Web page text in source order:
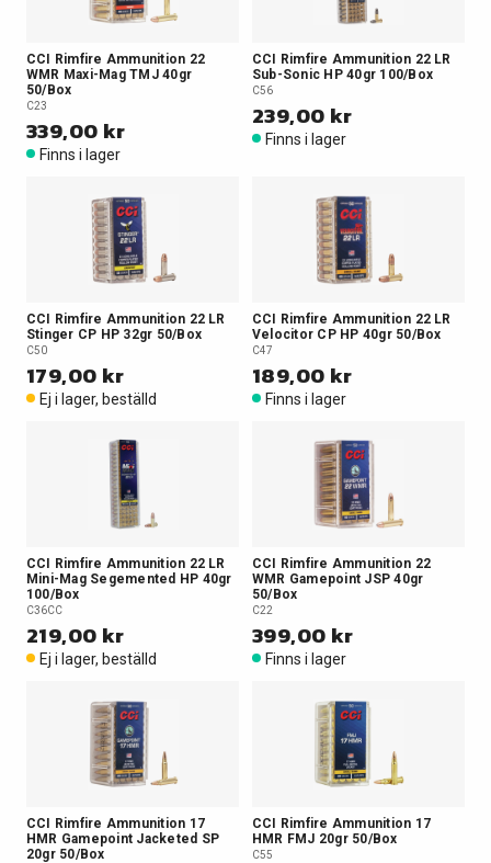
CCI Rimfire Ammunition 22
WMR Maxi-Mag TMJ 40gr
50/Box
C23
339,00 kr
Finns i lager
CCI Rimfire Ammunition 22 LR
Sub-Sonic HP 40gr 100/Box
C56
239,00 kr
Finns i lager
CCI Rimfire Ammunition 22 LR
Stinger CP HP 32gr 50/Box
C50
179,00 kr
Ej i lager, beställd
CCI Rimfire Ammunition 22 LR
Velocitor CP HP 40gr 50/Box
C47
189,00 kr
Finns i lager
CCI Rimfire Ammunition 22 LR
Mini-Mag Segemented HP 40gr
100/Box
C36CC
219,00 kr
Ej i lager, beställd
CCI Rimfire Ammunition 22
WMR Gamepoint JSP 40gr
50/Box
C22
399,00 kr
Finns i lager
CCI Rimfire Ammunition 17
HMR Gamepoint Jacketed SP
20gr 50/Box
CCI Rimfire Ammunition 17
HMR FMJ 20gr 50/Box
C55